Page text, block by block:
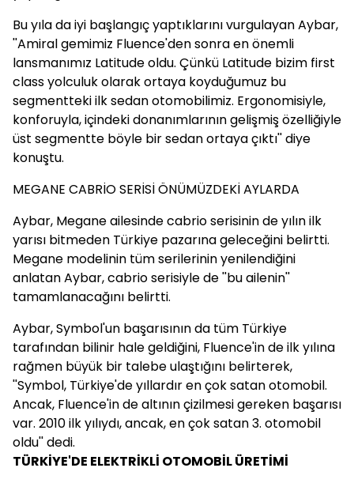
Bu yıla da iyi başlangıç yaptıklarını vurgulayan Aybar,
''Amiral gemimiz Fluence'den sonra en önemli
lansmanımız Latitude oldu. Çünkü Latitude bizim first
class yolculuk olarak ortaya koyduğumuz bu
segmentteki ilk sedan otomobilimiz. Ergonomisiyle,
konforuyla, içindeki donanımlarının gelişmiş özelliğiyle
üst segmentte böyle bir sedan ortaya çıktı'' diye
konuştu.
MEGANE CABRİO SERİSİ ÖNÜMÜZDEKİ AYLARDA
Aybar, Megane ailesinde cabrio serisinin de yılın ilk
yarısı bitmeden Türkiye pazarına geleceğini belirtti.
Megane modelinin tüm serilerinin yenilendiğini
anlatan Aybar, cabrio serisiyle de ''bu ailenin''
tamamlanacağını belirtti.
Aybar, Symbol'un başarısının da tüm Türkiye
tarafından bilinir hale geldiğini, Fluence'in de ilk yılına
rağmen büyük bir talebe ulaştığını belirterek,
''Symbol, Türkiye'de yıllardır en çok satan otomobil.
Ancak, Fluence'in de altının çizilmesi gereken başarısı
var. 2010 ilk yılıydı, ancak, en çok satan 3. otomobil
oldu'' dedi.
TÜRKİYE'DE ELEKTRİKLİ OTOMOBİL ÜRETİMİ